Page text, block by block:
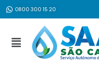
para
0800 300 15 20